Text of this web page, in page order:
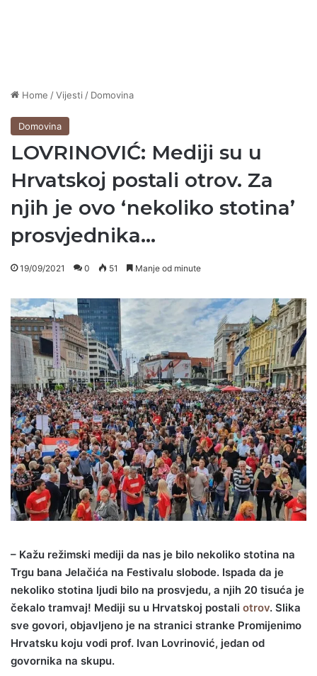
Home /Vijesti / Domovina
Domovina
LOVRINOVIĆ: Mediji su u
Hrvatskoj postali otrov. Za
njih je ovo ‘nekoliko stotina’
prosvjednika…
19/09/2021 0 51 Manje od minute
– Kažu režimski mediji da nas je bilo nekoliko stotina na
Trgu bana Jelačića na Festivalu slobode. Ispada da je
nekoliko stotina ljudi bilo na prosvjedu, a njih 20 tisuća je
čekalo tramvaj! Mediji su u Hrvatskoj postali otrov. Slika
sve govori, objavljeno je na stranici stranke Promijenimo
Hrvatsku koju vodi prof. Ivan Lovrinović, jedan od
govornika na skupu.